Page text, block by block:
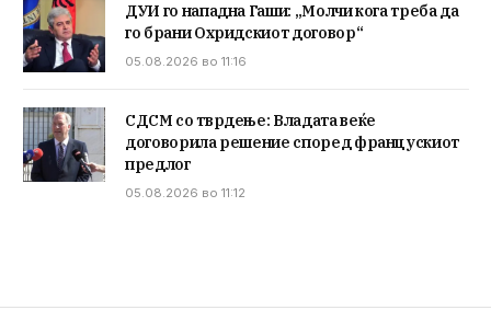
ДУИ го нападна Гаши: „Молчи кога треба да
го брани Охридскиот договор“
05.08.2026 во 11:16
СДСМ со тврдење: Владата веќе
договорила решение според францускиот
предлог
05.08.2026 во 11:12